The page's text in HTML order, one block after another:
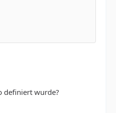
definiert wurde?